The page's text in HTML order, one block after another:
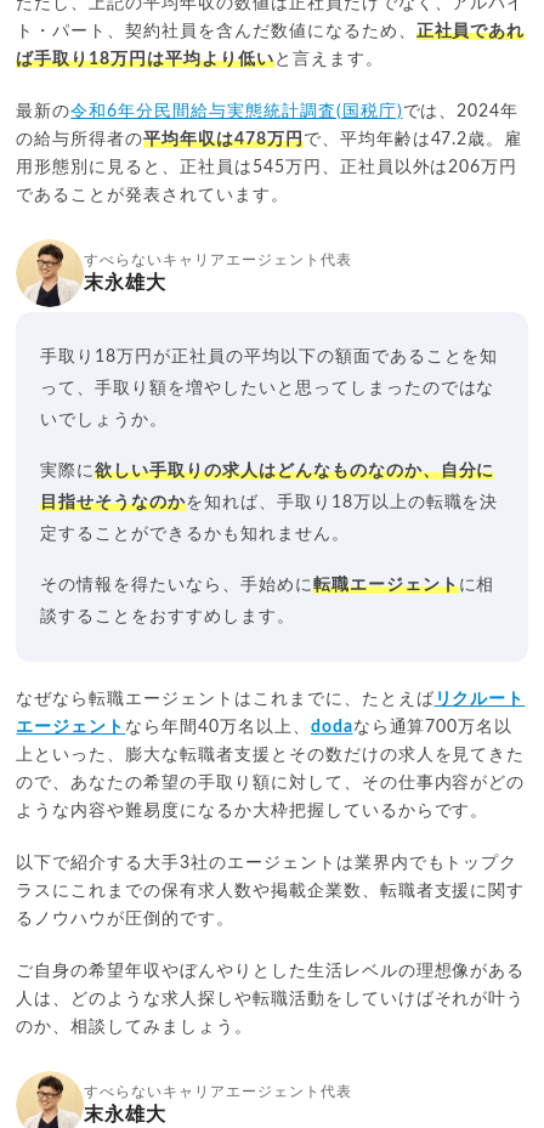
ただし、上記の平均年収の数値は正社員だけでなく、アルバイ
ト・パート、契約社員を含んだ数値になるため、 正社員であれ
ば手取り18万円は平均より低いと言えます。
最新の令和6年分民間給与実態統計調査(国税庁) では、2024年
の給与所得者の平均年収は478万円で、平均年齢は47.2歳。雇
用形態別に見ると、正社員は545万円、正社員以外は206万円
であることが発表されています。
すべらないキャリアエージェント代表
末永雄大
手取り18万円が正社員の平均以下の額面であることを知
って、手取り額を増やしたいと思ってしまったのではな
いでしょうか。
実際に欲しい手取りの求人はどんなものなのか、自分に
目指せそうなのかを知れば、手取り18万以上の転職を決
定することができるかも知れません。
その情報を得たいなら、手始めに転職エージェントに相
談することをおすすめします。
なぜなら転職エージェントはこれまでに、たとえば リクルート
エージェント なら年間40万名以上、 dodaなら通算700万名以
上といった、膨大な転職者支援とその数だけの求人を見てきた
ので、あなたの希望の手取り額に対して、その仕事内容がどの
ような内容や難易度になるか大枠把握しているからです。
以下で紹介する大手3社のエージェントは業界内でもトップク
ラスにこれまでの保有求人数や掲載企業数、転職者支援に関す
るノウハウが圧倒的です。
ご自身の希望年収やぼんやりとした生活レベルの理想像がある
人は、どのような求人探しや転職活動をしていけばそれが叶う
のか、相談してみましょう。
すべらないキャリアエージェント代表
末永雄大